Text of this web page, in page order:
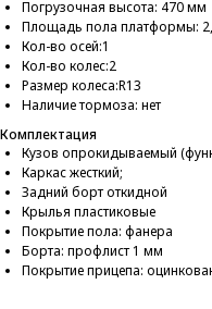
Погрузочная высота: 470 мм
Площадь пола платформы:
Кол-во осей:1
Кол-во колес:2
Размер колеса:R13
Наличие тормоза: нет
Комплектация
Кузов опрокидываемый
Каркас жесткий;
Задний борт откидной
Крылья пластиковые
Покрытие пола: фанера
Борта: профлист 1 мм
Покрытие прицепа: